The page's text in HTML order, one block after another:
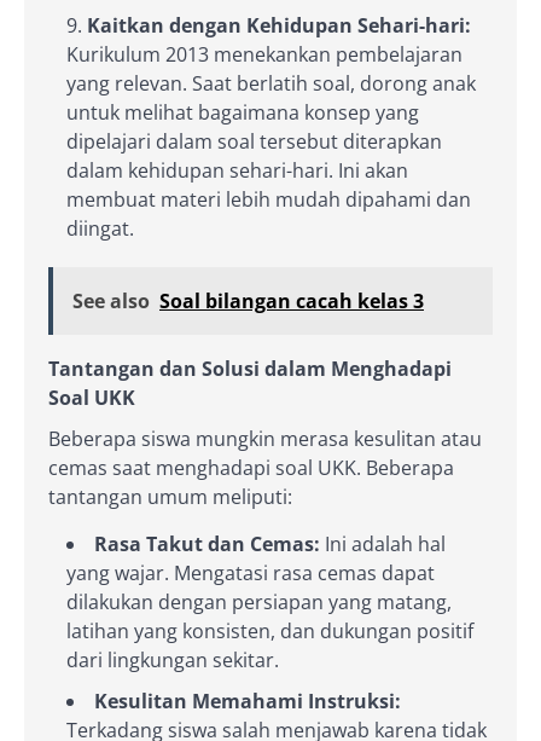
Kaitkan dengan Kehidupan Sehari-hari:
Kurikulum 2013 menekankan pembelajaran
yang relevan. Saat berlatih soal, dorong anak
untuk melihat bagaimana konsep yang
dipelajari dalam soal tersebut diterapkan
dalam kehidupan sehari-hari. Ini akan
membuat materi lebih mudah dipahami dan
diingat.
See also Soal bilangan cacah kelas 3
Tantangan dan Solusi dalam Menghadapi
Soal UKK
Beberapa siswa mungkin merasa kesulitan atau
cemas saat menghadapi soal UKK. Beberapa
tantangan umum meliputi:
Rasa Takut dan Cemas: Ini adalah hal
yang wajar. Mengatasi rasa cemas dapat
dilakukan dengan persiapan yang matang,
latihan yang konsisten, dan dukungan positif
dari lingkungan sekitar.
Kesulitan Memahami Instruksi:
Terkadang siswa salah menjawab karena tidak